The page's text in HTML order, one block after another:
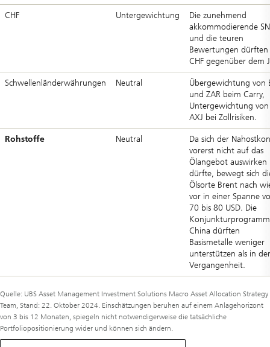
CHF Untergewichtung
Die zunehmend
akkommodierende
und die teuren
Bewertungen dürften
CHF gegenüber dem
Schwellenländerwährungen Neutral
Übergewichtung von
und ZAR beim Carry,
Untergewichtung von
AXJ bei Zollrisiken.
Rohstoffe Neutral
Da sich der
vorerst nicht auf das
Ölangebot auswirken
dürfte, bewegt sich
Ölsorte Brent nach
vor in einer Spanne
70 bis 80 USD. Die
China dürften
Basismetalle weniger
unterstützen als in der
Vergangenheit.
Quelle: UBS Asset Management Investment Solutions Macro Asset Allocation Strategy
Team, Stand: 22. Oktober 2024. Einschätzungen beruhen auf einem Anlagehorizont
von 3 bis 12 Monaten, spiegeln nicht notwendigerweise die tatsächliche
Portfoliopositionierung wider und können sich ändern.
über